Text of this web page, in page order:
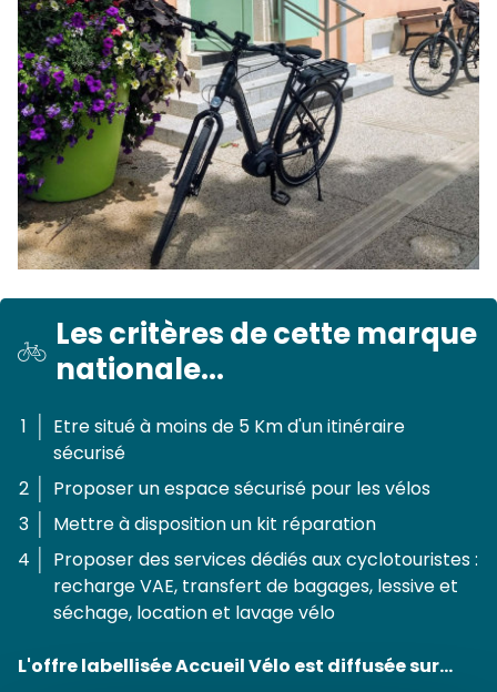
Les critères de cette marque
nationale...
Etre situé à moins de 5 Km d'un itinéraire
sécurisé
Proposer un espace sécurisé pour les vélos
Mettre à disposition un kit réparation
Proposer des services dédiés aux cyclotouristes :
recharge VAE, transfert de bagages, lessive et
séchage, location et lavage vélo
L'offre labellisée Accueil Vélo est diffusée sur...